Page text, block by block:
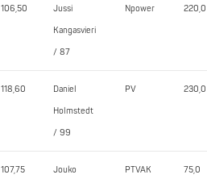
106,50 Jussi
Kangasvieri
/ 87
Npower 220,0
118,60 Daniel
Holmstedt
/ 99
PV 230,0
107,75 Jouko PTVAK 75,0